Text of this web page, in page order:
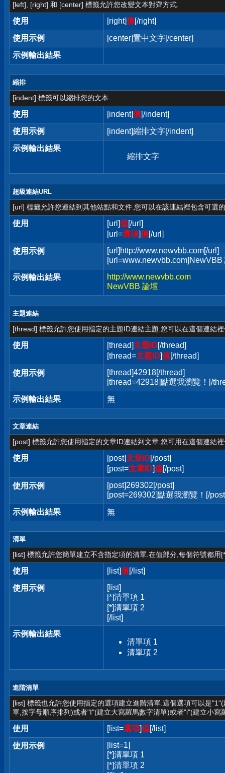
[left], [right] 和 [center] 標籤允許您改變文本對齊方式.
使用 [right]值[/right]
使用示例
[center]置中文字[/center]
示例輸出結果
縮排
[indent] 標籤可以縮排您的文本.
使用 [indent]值[/indent]
使用示例
[indent]縮排文字[/indent]
示例輸出結果
縮排文字
超級連結URL
[url] 標籤允許您連結到其他站點和文件.您可以在該連結裡包含可選
使用 [url]值[/url]
[url=選項]值[/url]
使用示例
[url]http://www.newvbb.com[/url]
[url=www.newvbb.com]NewVBB
示例輸出結果
http://www.newvbb.com
NewVBB 論壇
主題連結
[thread] 標籤允許您使用指定的主題ID連結主題.您可以在這個連結
使用 [thread]主題ID[/thread]
[thread=主題ID]值[/thread]
使用示例
[thread]42918[/thread]
[thread=42918]點選我瀏覽！[/
示例輸出結果
無
文章連結
[post] 標籤允許您使用指定的文章ID連結到文章.您可用在這個連結
使用 [post]文章ID[/post]
[post=文章ID]值[/post]
使用示例
[post]269302[/post]
[post=269302]點選我瀏覽！[/
示例輸出結果
無
清單
[list] 標籤允許您簡單建立不含指定項的清單.在值部分,每個符號都用
使用 [list]值[/list]
使用示例
[list]
[*]清單項 1
[*]清單項 2
[/list]
示例輸出結果
清單項 1
清單項 2
進階清單
[list] 標籤也允許您使用指定的選項建立進階清單.這個選項可以是
單,按字母順序排列)或者"I"(建立大寫羅馬數字清單)或者"i"(建立小寫
使用 [list=選項]值[/list]
使用示例
[list=1]
[*]清單項 1
[*]清單項 2